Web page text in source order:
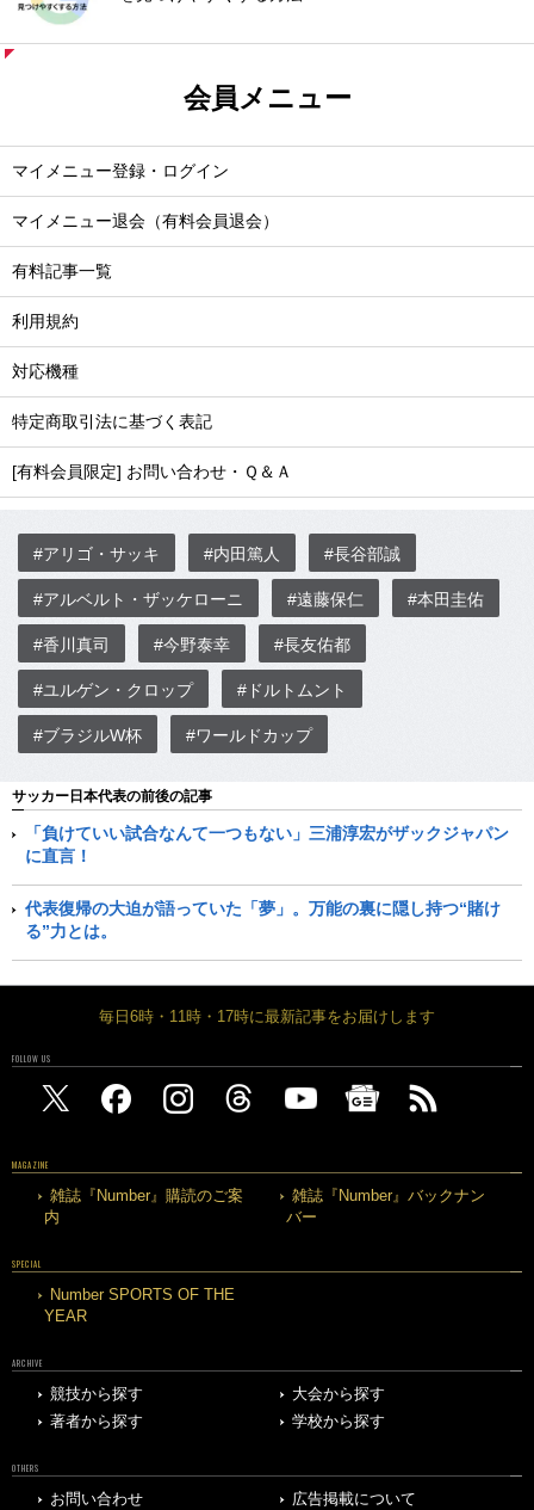
会員メニュー
マイメニュー登録・ログイン
マイメニュー退会（有料会員退会）
有料記事一覧
利用規約
対応機種
特定商取引法に基づく表記
[有料会員限定] お問い合わせ・Ｑ＆Ａ
#アリゴ・サッキ #内田篤人 #長谷部誠
#アルベルト・ザッケローニ #遠藤保仁 #本田圭佑
#香川真司 #今野泰幸 #長友佑都
#ユルゲン・クロップ #ドルトムント
#ブラジルW杯 #ワールドカップ
サッカー日本代表の前後の記事
「負けていい試合なんて一つもない」三浦淳宏がザックジャパン
に直言！
代表復帰の大迫が語っていた「夢」。万能の裏に隠し持つ“賭け
る”力とは。
毎日6時・11時・17時に最新記事をお届けします
FOLLOW US
MAGAZINE
雑誌『Number』購読のご案
内
雑誌『Number』バックナン
バー
SPECIAL
Number SPORTS OF THE
YEAR
ARCHIVE
競技から探す
大会から探す
著者から探す
学校から探す
OTHERS
お問い合わせ 広告掲載について